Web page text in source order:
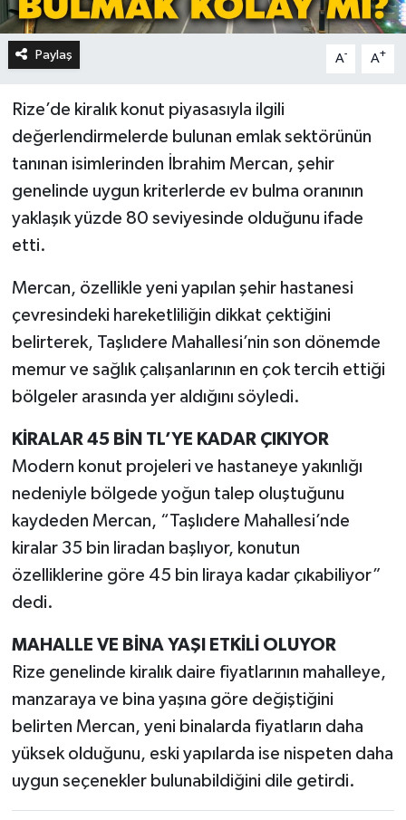
Paylaş A- A+
Rize’de kiralık konut piyasasıyla ilgili
değerlendirmelerde bulunan emlak sektörünün
tanınan isimlerinden İbrahim Mercan, şehir
genelinde uygun kriterlerde ev bulma oranının
yaklaşık yüzde 80 seviyesinde olduğunu ifade
etti.
Mercan, özellikle yeni yapılan şehir hastanesi
çevresindeki hareketliliğin dikkat çektiğini
belirterek, Taşlıdere Mahallesi’nin son dönemde
memur ve sağlık çalışanlarının en çok tercih ettiği
bölgeler arasında yer aldığını söyledi.
KİRALAR 45 BİN TL’YE KADAR ÇIKIYOR
Modern konut projeleri ve hastaneye yakınlığı
nedeniyle bölgede yoğun talep oluştuğunu
kaydeden Mercan, “Taşlıdere Mahallesi’nde
kiralar 35 bin liradan başlıyor, konutun
özelliklerine göre 45 bin liraya kadar çıkabiliyor”
dedi.
MAHALLE VE BİNA YAŞI ETKİLİ OLUYOR
Rize genelinde kiralık daire fiyatlarının mahalleye,
manzaraya ve bina yaşına göre değiştiğini
belirten Mercan, yeni binalarda fiyatların daha
yüksek olduğunu, eski yapılarda ise nispeten daha
uygun seçenekler bulunabildiğini dile getirdi.